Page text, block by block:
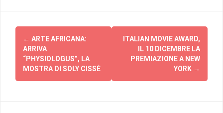
o
d
i
v
i
d
e
r
i
v
i
r
e
s
u
Navigazione
articolo
← ARTE AFRICANA:
ARRIVA
“PHYSIOLOGUS”, LA
MOSTRA DI SOLY CISSÈ
ITALIAN MOVIE AWARD,
IL 10 DICEMBRE LA
PREMIAZIONE A NEW
YORK →